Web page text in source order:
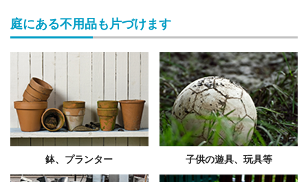
庭にある不用品も片づけます
鉢、プランター 子供の遊具、玩具等